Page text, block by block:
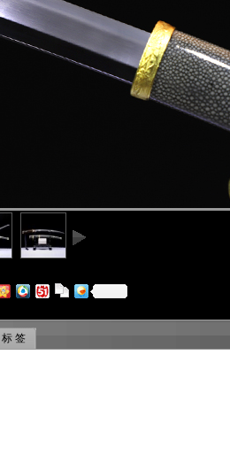
标 签